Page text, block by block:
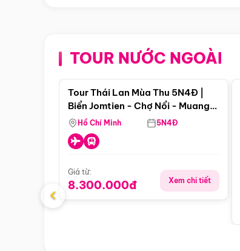
TOUR NƯỚC NGOÀI
Điểm nổi bật
Tour Thái Lan Mùa Thu 5N4Đ |
Biển Jomtien - Chợ Nổi - Muang
Boran - Suanthai (Bay Vietnam
Airlines)
Hồ Chí Minh 5N4Đ
Giá từ:
8.300.000đ Xem chi tiết
‹